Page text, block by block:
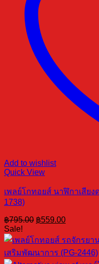
Add to wishlist
Quick View
เพลย์โกทอยส์ นาฬิกาเสีย
1738)
฿795.00 Original
was:
฿795.00.
฿559.00Current
is:
฿559.00.
Sale!